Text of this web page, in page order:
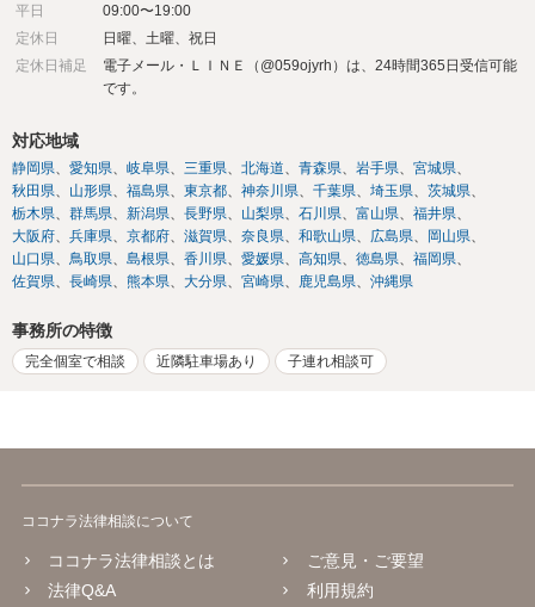
平日
09:00〜19:00
定休日
日曜、土曜、祝日
定休日補足
電子メール・ＬＩＮＥ（@059ojyrh）は、24時間365日受信可能
です。
対応地域
静岡県 愛知県 岐阜県 三重県 北海道 青森県 岩手県
宮城県
秋田県
山形県 福島県 東京都 神奈川県 千葉県 埼玉県
茨城県
栃木県
群馬県 新潟県 長野県 山梨県 石川県 富山県
福井県
大阪府
兵庫県 京都府 滋賀県 奈良県 和歌山県 広島県
岡山県
山口県
鳥取県 島根県 香川県 愛媛県 高知県 徳島県
福岡県
佐賀県
長崎県 熊本県 大分県 宮崎県 鹿児島県 沖縄県
事務所の特徴
完全個室で相談 近隣駐車場あり 子連れ相談可
ココナラ法律相談について
ココナラ法律相談とは
法律Q&A
ご意見・ご要望
利用規約